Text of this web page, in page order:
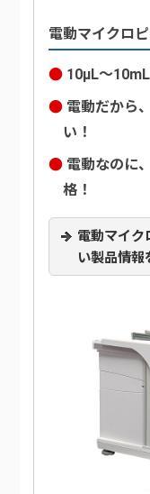
電動マイクロ
10μL～10mL
電動だから
い！
電動なのに
格！
電動マイク
い製品情報